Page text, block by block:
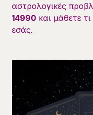
αστρολογικές
14990 και μάθετε
εσάς.